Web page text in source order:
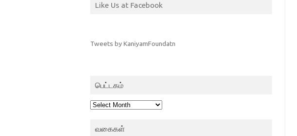
Like Us at Facebook
Tweets by KaniyamFoundatn
பெட்டகம்
பெட்டகம்
வகைகள்